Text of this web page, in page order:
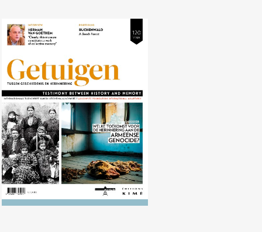
Nr. 120 (04/2015) Herinnering aan
de Armeense genocide